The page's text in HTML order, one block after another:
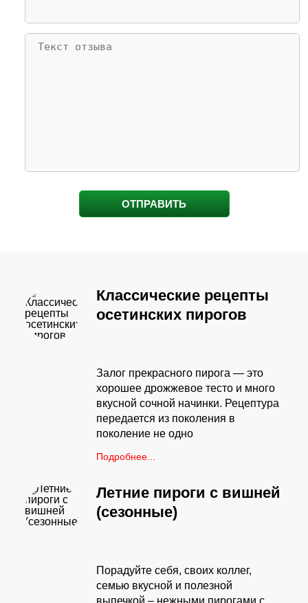
ОТПРАВИТЬ
Классические рецепты
осетинских пирогов
Залог прекрасного пирога — это
хорошее дрожжевое тесто и много
вкусной сочной начинки. Рецептура
передается из поколения в
поколение не одно
Подробнее...
Летние пироги с вишней
(сезонные)
Порадуйте себя, своих коллег,
семью вкусной и полезной
выпечкой – нежными пирогами с